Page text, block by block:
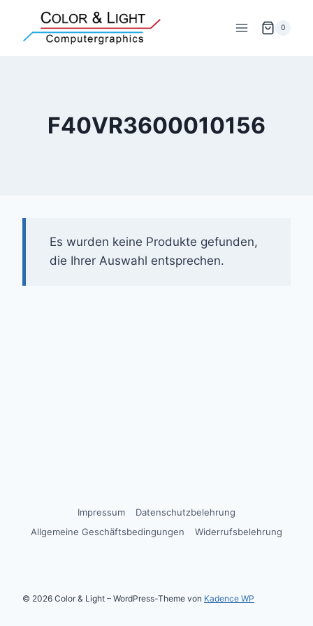
springen
0
F40VR3600010156
Es wurden keine Produkte gefunden,
die Ihrer Auswahl entsprechen.
Impressum
Datenschutzbelehrung
Allgemeine Geschäftsbedingungen
Widerrufsbelehrung
© 2026 Color & Light – WordPress-Theme von Kadence WP